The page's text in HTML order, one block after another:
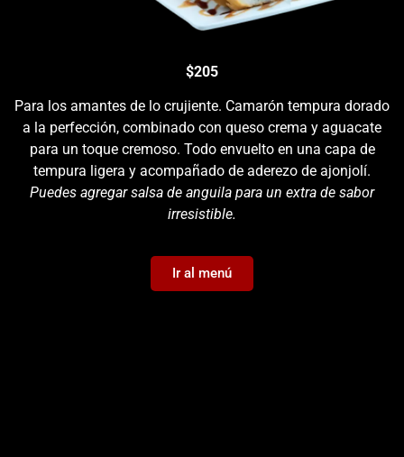
$205
Para los amantes de lo crujiente. Camarón tempura dorado
a la perfección, combinado con queso crema y aguacate
para un toque cremoso. Todo envuelto en una capa de
tempura ligera y acompañado de aderezo de ajonjolí.
Puedes agregar salsa de anguila para un extra de sabor
irresistible.
Ir al menú